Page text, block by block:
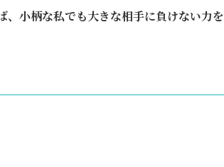
小柄な私でも大きな相手に負けない力を